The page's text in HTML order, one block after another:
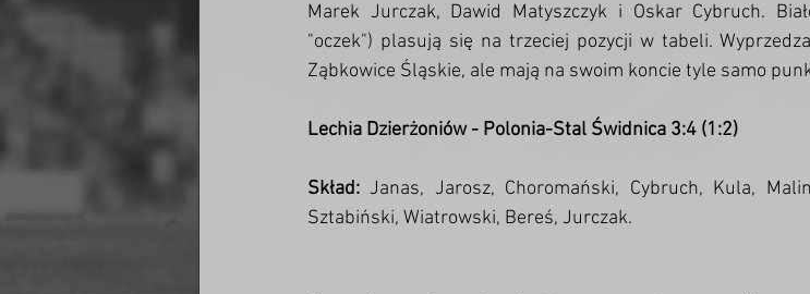
Marek Jurczak, Dawid Matyszczyk i Oskar Cybruch.
"oczek") plasują się na trzeciej pozycji w tabeli.
Ząbkowice Śląskie, ale mają na swoim koncie tyle samo
Lechia Dzierżoniów - Polonia-Stal Świdnica 3:4 (1:2)
Skład: Janas, Jarosz, Choromański, Cybruch, Kula,
Sztabiński, Wiatrowski, Bereś, Jurczak.